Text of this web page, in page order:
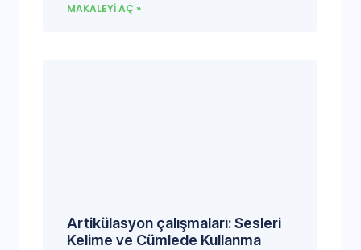
MAKALEYI AÇ »
Artikülasyon çalışmaları: Sesleri
Kelime ve Cümlede Kullanma